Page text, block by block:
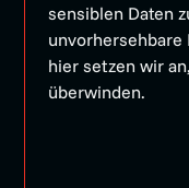
sensiblen Daten
unvorhersehbare
hier setzen wir
überwinden.